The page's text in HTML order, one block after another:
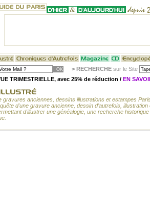
> RECHERCHEsur le Site
TRIMESTRIELLE, avec 25% de réduction / EN
gravures anciennes, dessins illustrations et estampes
d'une gravure ancienne, dessin d'autrefois, illustration
d'illustrer une généalogie, une recherche historique